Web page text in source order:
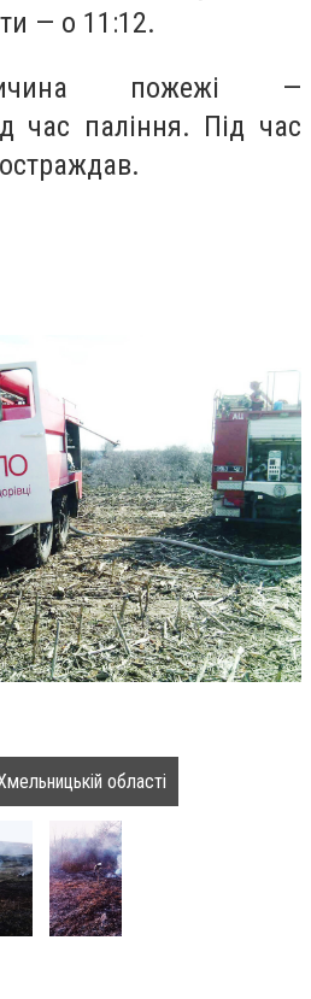
— о 11:12.
пожежі —
час паління. Під час
області